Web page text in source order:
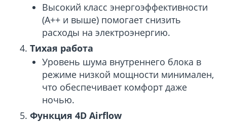
Высокий класс энергоэффективности
(A++ и выше) помогает снизить
расходы на электроэнергию.
Тихая работа
Уровень шума внутреннего блока в
режиме низкой мощности минимален,
что обеспечивает комфорт даже
ночью.
Функция 4D Airflow